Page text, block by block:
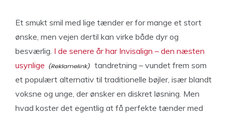
Et smukt smil med lige tænder er for mange et stort
ønske, men vejen dertil kan virke både dyr og
besværlig. I de senere år har Invisalign – den næsten
usynlige
tandretning – vundet frem som
et populært alternativ til traditionelle bøjler, især blandt
voksne og unge, der ønsker en diskret løsning. Men
hvad koster det egentlig at få perfekte tænder med